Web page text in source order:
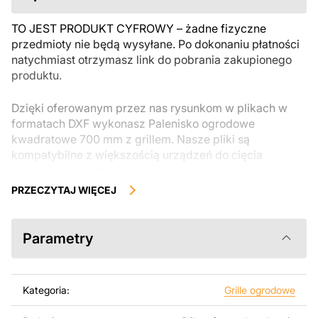
TO JEST PRODUKT CYFROWY – żadne fizyczne
przedmioty nie będą wysyłane. Po dokonaniu płatności
natychmiast otrzymasz link do pobrania zakupionego
produktu.
Dzięki oferowanym przez nas rysunkom w plikach w
formatach DXF wykonasz Palenisko ogrodowe
kwadratowe 700 mm z grillem. Nasze pliki są
kompatybilne z większością urządzeń do cięcia
maszynami CNC. Można je łatwo edytować lub
AutoCAD, Inkscape, SheetCam, Adobe Illustrator,
SolidWorks lub innych narzędzi do edycji wektorowej.
jakości produkt z kawałka blachy. Rysunki zostały
PRZECZYTAJ WIĘCEJ
Parametry
Kategoria: Grille ogrodowe